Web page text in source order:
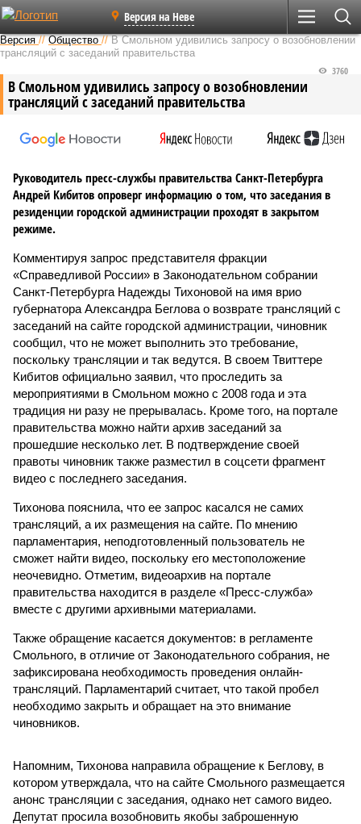
Версия на Неве
Версия //Общество //В Смольном удивились запросу о возобновлении
трансляций с заседаний правительства
В Смольном удивились запросу о возобновлении
трансляций с заседаний правительства
3760
Руководитель пресс-службы правительства Санкт-Петербурга
Андрей Кибитов опроверг информацию о том, что заседания в
резиденции городской администрации проходят в закрытом
режиме.
Комментируя запрос представителя фракции
«Справедливой России» в Законодательном собрании
Санкт-Петербурга Надежды Тихоновой на имя врио
губернатора Александра Беглова о возврате трансляций с
заседаний на сайте городской администрации, чиновник
сообщил, что не может выполнить это требование,
поскольку трансляции и так ведутся. В своем Твиттере
Кибитов официально заявил, что проследить за
мероприятиями в Смольном можно с 2008 года и эта
традиция ни разу не прерывалась. Кроме того, на портале
правительства можно найти архив заседаний за
прошедшие несколько лет. В подтверждение своей
правоты чиновник также разместил в соцсети фрагмент
видео с последнего заседания.
Тихонова пояснила, что ее запрос касался не самих
трансляций, а их размещения на сайте. По мнению
парламентария, неподготовленный пользователь не
сможет найти видео, поскольку его местоположение
неочевидно. Отметим, видеоархив на портале
правительства находится в разделе «Пресс-служба»
вместе с другими архивными материалами.
Также обращение касается документов: в регламенте
Смольного, в отличие от Законодательного собрания, не
зафиксирована необходимость проведения онлайн-
трансляций. Парламентарий считает, что такой пробел
необходимо закрыть и обращает на это внимание
чиновников.
Напомним, Тихонова направила обращение к Беглову, в
котором утверждала, что на сайте Смольного размещается
анонс трансляции с заседания, однако нет самого видео.
Депутат просила возобновить якобы заброшенную